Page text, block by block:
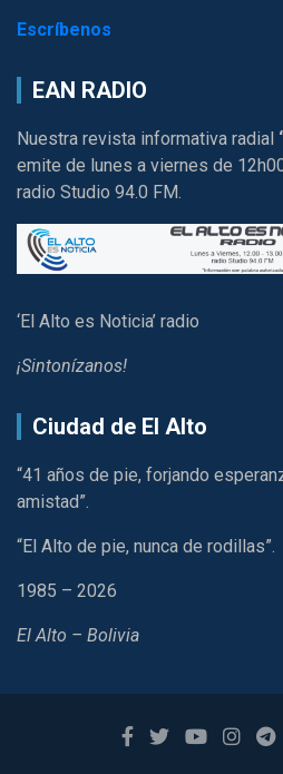
Escríbenos
EAN RADIO
Nuestra revista informativa radial
emite de lunes a viernes de
radio Studio 94.0 FM.
‘El Alto es Noticia’ radio
¡Sintonízanos!
Ciudad de El Alto
“41 años de pie, forjando
amistad”.
“El Alto de pie, nunca de rodillas”.
1985 – 2026
El Alto – Bolivia